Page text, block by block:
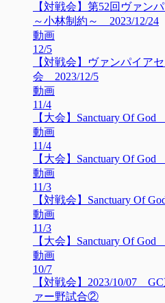
【対戦会】第52回ヴァン
～小林制約～ 2023/12/24
動画
12/5
【対戦会】ヴァンパイア
会 2023/12/5
動画
11/4
【大会】Sanctuary Of
動画
11/4
【大会】Sanctuary Of God
動画
11/3
【対戦会】Sanctuary Of
動画
11/3
【大会】Sanctuary Of God
動画
10/7
【対戦会】2023/10/07
ァー野試合②